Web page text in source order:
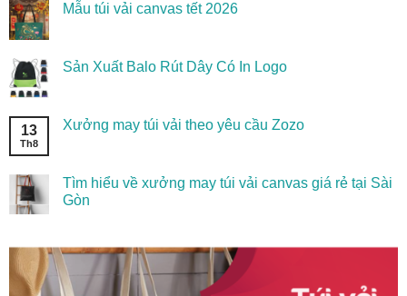
Mẫu túi vải canvas tết 2026
Sản Xuất Balo Rút Dây Có In Logo
13
Th8
Xưởng may túi vải theo yêu cầu Zozo
Tìm hiểu về xưởng may túi vải canvas giá rẻ tại Sài
Gòn